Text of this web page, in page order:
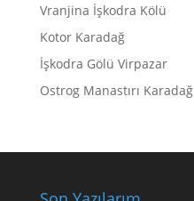
Vranjina İşkodra Kölü
Kotor Karadağ
İşkodra Gölü Virpazar
Ostrog Manastırı Karadağ